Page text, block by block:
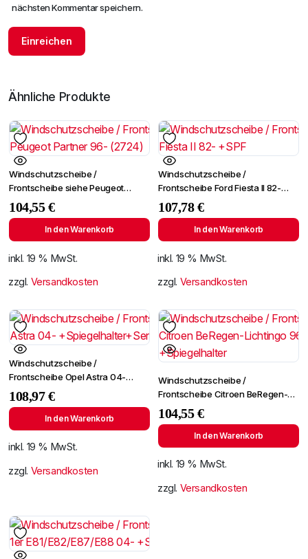
nächsten Kommentar speichern.
Ähnliche Produkte
Windschutzscheibe /
Frontscheibe siehe Peugeot
Partner 96- (2724)
104,55€
In den Warenkorb
inkl. 19 % MwSt.
zzgl. Versandkosten
Windschutzscheibe /
Frontscheibe Ford Fiesta II 82-
+SPF
107,78€
In den Warenkorb
inkl. 19 % MwSt.
zzgl. Versandkosten
Windschutzscheibe /
Frontscheibe Opel Astra 04-
+Spiegelhalter+Sensor
108,97€
In den Warenkorb
inkl. 19 % MwSt.
zzgl. Versandkosten
Windschutzscheibe /
Frontscheibe Citroen BeRegen-
Lichtingo 96- +Spiegelhalter
104,55€
In den Warenkorb
inkl. 19 % MwSt.
zzgl. Versandkosten